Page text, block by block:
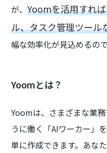
が、Yoomを活用すれ
ル、タスク管理ツール
幅な効率化が見込めるので
Yoomとは？
Yoomは、さまざまな業
うに働く「AIワーカー」
単に作成できます。あな